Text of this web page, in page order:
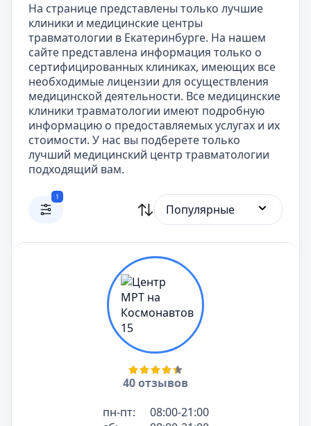
На странице представлены только лучшие
клиники и медицинские центры
травматологии в Екатеринбурге. На нашем
сайте представлена информация только о
сертифицированных клиниках, имеющих все
необходимые лицензии для осуществления
медицинской деятельности. Все медицинские
клиники травматологии имеют подробную
информацию о предоставляемых услугах и их
стоимости. У нас вы подберете только
лучший медицинский центр травматологии
подходящий вам.
1
Популярные
40 отзывов
пн-пт:
08:00-21:00